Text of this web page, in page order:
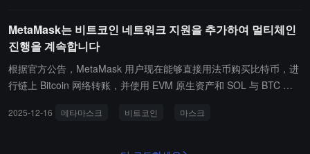
림을 포함하며, 결국 사용자가 지갑 니모닉 문구를 입력하도록 유도
합니다.
MetaMask는 비트코인 네트워크 지원을 추가하여 멀티체인
진행을 계속합니다
根据官方公告，MetaMask 用户现在能够直接用法币购买比特币，进
行链上 Bitcoin 网络转账，并使用 EVM 原生资产和 SOL 与 BTC 进
ana 支持、通过 Hyperliquid 实现的永续合约交易，以及近期推出的
地址，并计划"很快"增加 Taproot 地址。Consensys 正在筹备首次公
2025-12-16 메타마스크 비트코인 마스크